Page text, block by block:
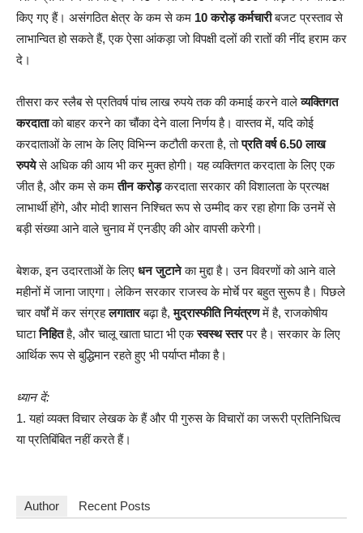
किए गए हैं। असंगठित क्षेत्र के कम से कम 10 करोड़ कर्मचारीबजट प्रस्ताव से
लाभान्वित हो सकते हैं, एक ऐसा आंकड़ा जो विपक्षी दलों की रातों की नींद हराम कर
दे।
तीसरा कर स्लैब से प्रतिवर्ष पांच लाख रुपये तक की कमाई करने वालेव्यक्तिगत
करदाताको बाहर करने का चौंका देने वाला निर्णय है। वास्तव में, यदि कोई
करदाताओं के लाभ के लिए विभिन्न कटौती करता है, तोप्रति वर्ष 6.50 लाख
रुपयेसे अधिक की आय भी कर मुक्त होगी। यह व्यक्तिगत करदाता के लिए एक
जीत है, और कम से कमतीन करोड़करदाता सरकार की विशालता के प्रत्यक्ष
लाभार्थी होंगे, और मोदी शासन निश्चित रूप से उम्मीद कर रहा होगा कि उनमें से
बड़ी संख्या आने वाले चुनाव में एनडीए की ओर वापसी करेगी।
बेशक, इन उदारताओं के लिए धन जुटानेका मुद्दा है। उन विवरणों को आने वाले
महीनों में जाना जाएगा। लेकिन सरकार राजस्व के मोर्चे पर बहुत सुरूप है। पिछले
चार वर्षों में कर संग्रहलगातारबढ़ा है,मुद्रास्फीति नियंत्रणमें है, राजकोषीय
घाटानिहितहै, और चालू खाता घाटा भी एकस्वस्थ स्तरपर है। सरकार के लिए
आर्थिक रूप से बुद्धिमान रहते हुए भी पर्याप्त मौका है।
ध्यान दें:
1. यहां व्यक्त विचार लेखक के हैं और पी गुरुस के विचारों का जरूरी प्रतिनिधित्व
या प्रतिबिंबित नहीं करते हैं।
Author Recent Posts